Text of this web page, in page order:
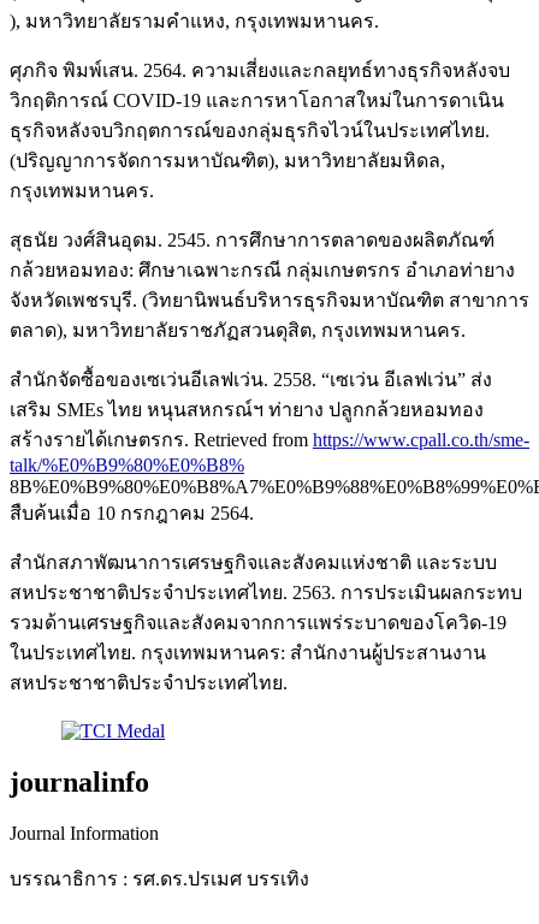
), มหาวิทยาลัยรามคำแหง, กรุงเทพมหานคร.
ศุภกิจ พิมพ์เสน. 2564. ความเสี่ยงและกลยุทธ์ทางธุรกิจหลังจบ
วิกฤติการณ์ COVID-19 และการหาโอกาสใหม่ในการดาเนิน
ธุรกิจหลังจบวิกฤตการณ์ของกลุ่มธุรกิจไวน์ในประเทศไทย.
(ปริญญาการจัดการมหาบัณฑิต), มหาวิทยาลัยมหิดล,
กรุงเทพมหานคร.
สุธนัย วงศ์สินอุดม. 2545. การศึกษาการตลาดของผลิตภัณฑ์
กล้วยหอมทอง: ศึกษาเฉพาะกรณี กลุ่มเกษตรกร อำเภอท่ายาง
จังหวัดเพชรบุรี. (วิทยานิพนธ์บริหารธุรกิจมหาบัณฑิต สาขาการ
ตลาด), มหาวิทยาลัยราชภัฏสวนดุสิต, กรุงเทพมหานคร.
สำนักจัดซื้อของเซเว่นอีเลฟเว่น. 2558. “เซเว่น อีเลฟเว่น” ส่ง
เสริม SMEs ไทย หนุนสหกรณ์ฯ ท่ายาง ปลูกกล้วยหอมทอง
สร้างรายได้เกษตรกร. Retrieved from https://www.cpall.co.th/sme-
talk/%E0%B9%80%E0%B8%
สืบค้นเมื่อ 10 กรกฎาคม 2564.
สำนักสภาพัฒนาการเศรษฐกิจและสังคมแห่งชาติ และระบบ
สหประชาชาติประจำประเทศไทย. 2563. การประเมินผลกระทบ
รวมด้านเศรษฐกิจและสังคมจากการแพร่ระบาดของโควิด-19
ในประเทศไทย. กรุงเทพมหานคร: สำนักงานผู้ประสานงาน
สหประชาชาติประจำประเทศไทย.
journalinfo
Journal Information
บรรณาธิการ : รศ.ดร.ปรเมศ บรรเทิง